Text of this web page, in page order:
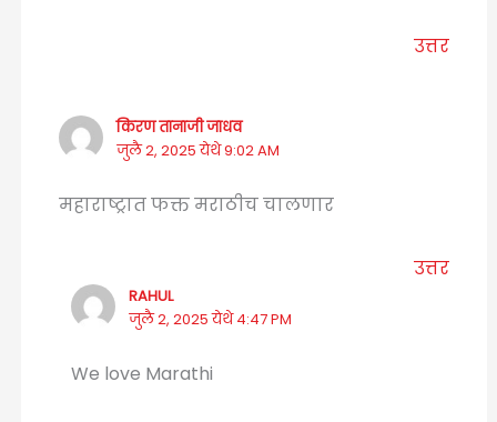
उत्तर
किरण तानाजी जाधव
जुलै 2, 2025 येथे 9:02 AM
महाराष्ट्रात फक्त मराठीच चालणार
उत्तर
RAHUL
जुलै 2, 2025 येथे 4:47 PM
We love Marathi